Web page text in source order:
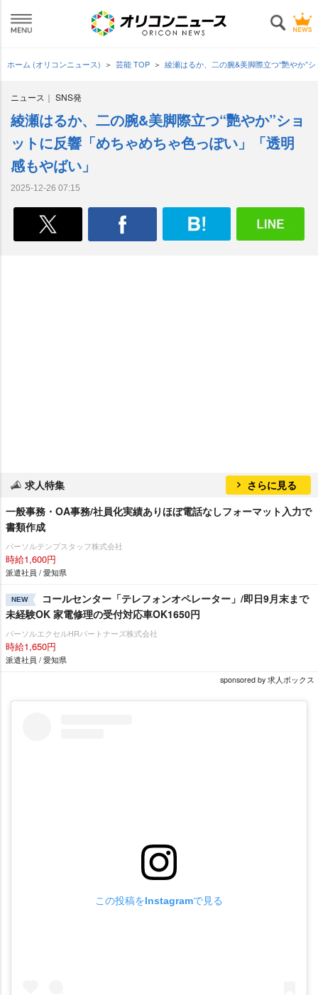
ホーム (オリコンニュース) 芸能 TOP 綾瀬はるか、二の腕&美脚際立つ“艷やか”
ニュース SNS発
綾瀬はるか、二の腕&美脚際立つ“艷やか”ショ
ットに反響「めちゃめちゃ色っぽい」「透明
感もやばい」
2025-12-26 07:15
求人特集
さらに見る
一般事務・OA事務/社員化実績ありほぼ電話なしフォーマット入力で
書類作成
パーソルテンプスタッフ株式会社
時給1,600円
派遣社員 / 愛知県
NEW
コールセンター「テレフォンオペレーター」/即日9月末まで
未経験OK 家電修理の受付対応車OK1650円
パーソルエクセルHRパートナーズ株式会社
時給1,650円
派遣社員 / 愛知県
sponsored by 求人ボックス
この投稿をInstagramで見る